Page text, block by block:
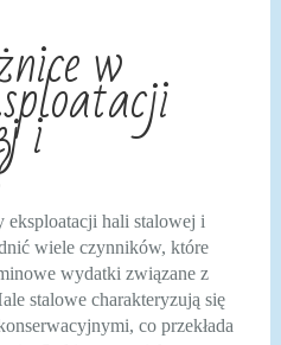
w
i
hali stalowej i
wiele czynników, które
wydatki związane z
stalowe charakteryzują się
co przekłada